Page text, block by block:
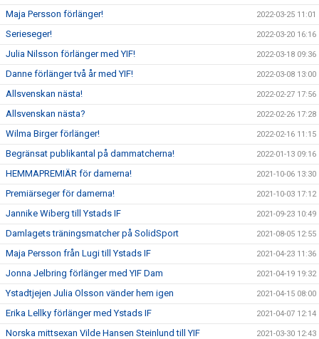
Maja Persson förlänger! 2022-03-25 11:01
Serieseger! 2022-03-20 16:16
Julia Nilsson förlänger med YIF! 2022-03-18 09:36
Danne förlänger två år med YIF! 2022-03-08 13:00
Allsvenskan nästa! 2022-02-27 17:56
Allsvenskan nästa? 2022-02-26 17:28
Wilma Birger förlänger! 2022-02-16 11:15
Begränsat publikantal på dammatcherna! 2022-01-13 09:16
HEMMAPREMIÄR för damerna! 2021-10-06 13:30
Premiärseger för damerna! 2021-10-03 17:12
Jannike Wiberg till Ystads IF 2021-09-23 10:49
Damlagets träningsmatcher på SolidSport 2021-08-05 12:55
Maja Persson från Lugi till Ystads IF 2021-04-23 11:36
Jonna Jelbring förlänger med YIF Dam 2021-04-19 19:32
Ystadtjejen Julia Olsson vänder hem igen 2021-04-15 08:00
Erika Lellky förlänger med Ystads IF 2021-04-07 12:14
Norska mittsexan Vilde Hansen Steinlund till YIF 2021-03-30 12:43